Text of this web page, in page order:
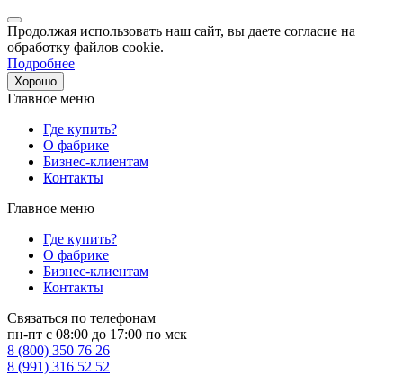
Продолжая использовать наш сайт, вы даете согласие на
обработку файлов cookie.
Подробнее
Хорошо
Главное меню
Где купить?
О фабрике
Бизнес-клиентам
Контакты
Главное меню
Где купить?
О фабрике
Бизнес-клиентам
Контакты
Связаться по телефонам
пн-пт с 08:00 до 17:00 по мск
8 (800) 350 76 26
8 (991) 316 52 52